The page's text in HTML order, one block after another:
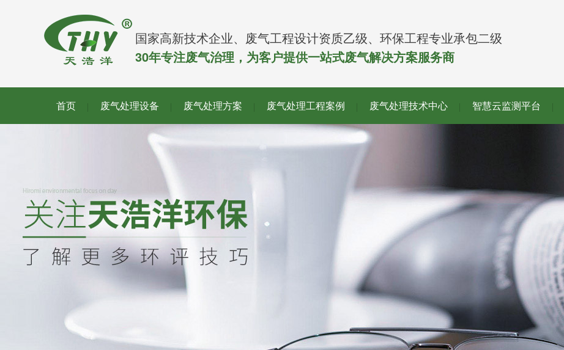
国家高新技术企业、废气工程设计资质乙级、环保工程专业承包二级
30年专注废气治理，为客户提供一站式废气解决方案服务商
首页 废气处理设备 废气处理方案 废气处理工程案例 废气处理技术中心 智慧云监测平台